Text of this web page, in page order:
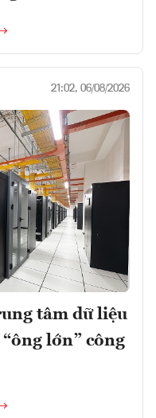
21:02, 06/08/2026
tâm dữ liệu
lớn” công